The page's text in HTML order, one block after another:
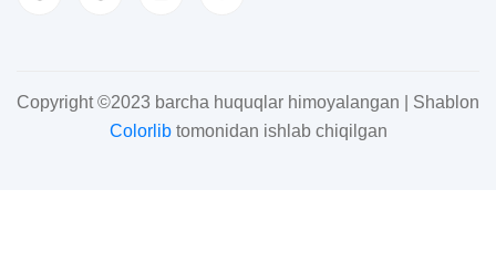
Copyright ©2023 barcha huquqlar himoyalangan | Shablon
Colorlibtomonidan ishlab chiqilgan